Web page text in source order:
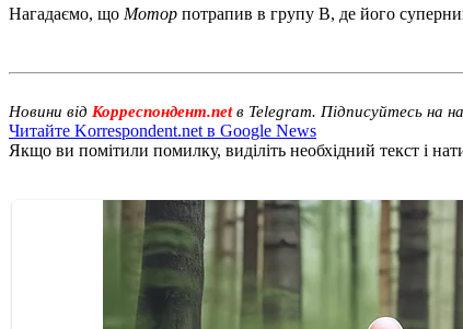
Нагадаємо, що Мотор потрапив в групу B, де його
Новини від Корреспондент.netв Telegram. Підписуйтесь на
Читайте Korrespondent.net в Google News
Якщо ви помітили помилку, виділіть необхідний текст і